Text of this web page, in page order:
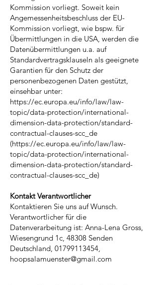
Kommission vorliegt. Soweit kein
Angemessenheitsbeschluss der EU-
Kommission vorliegt, wie bspw. für
Übermittlungen in die USA, werden die
Datenübermittlungen u.a. auf
Standardvertragsklauseln als geeignete
Garantien für den Schutz der
personenbezogenen Daten gestützt,
einsehbar unter:
https://ec.europa.eu/info/law/law-
topic/data-protection/international-
dimension-data-protection/standard-
contractual-clauses-scc_de
(https://ec.europa.eu/info/law/law-
topic/data-protection/international-
dimension-data-protection/standard-
contractual-clauses-scc_de)
Kontakt Verantwortlicher
Kontaktieren Sie uns auf Wunsch.
Verantwortlicher für die
Datenverarbeitung ist: Anna-Lena Gross,
Wiesengrund 1c, 48308 Senden
Deutschland, 01799113454,
hoopsalamuenster@gmail.com